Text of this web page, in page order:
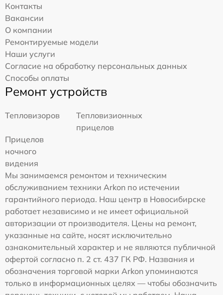
Контакты
Вакансии
О компании
Ремонтируемые модели
Наши услуги
Согласие на обработку персональных данных
Способы оплаты
Ремонт устройств
Тепловизоров
Тепловизионных
прицелов
Прицелов
ночного
видения
Мы занимаемся ремонтом и техническим
обслуживанием техники Arkon по истечении
гарантийного периода. Наш центр в Новосибирске
работает независимо и не имеет официальной
авторизации от производителя. Цены на ремонт,
указанные на сайте, носят исключительно
ознакомительный характер и не являются публичной
офертой согласно п. 2 ст. 437 ГК РФ. Названия и
обозначения торговой марки Arkon упоминаются
только в информационных целях — чтобы обозначить